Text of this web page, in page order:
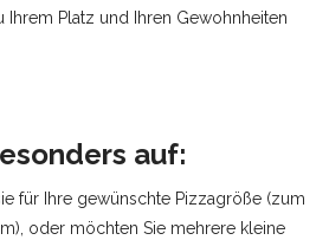
Ihrem Platz und Ihren Gewohnheiten
auf:
für Ihre gewünschte Pizzagröße (zum
oder möchten Sie mehrere kleine